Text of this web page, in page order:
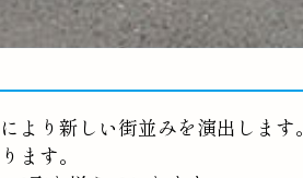
り新しい街並みを演出します。
ます。